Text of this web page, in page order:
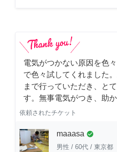
電気がつかない原因を色
で色々試してくれました
まで行っていただき、と
す。無事電気がつき、助か
依頼されたチケット
maaasa check_circle
男性 / 60代 / 東京都